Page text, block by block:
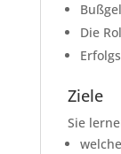
Die
Ziele
Sie